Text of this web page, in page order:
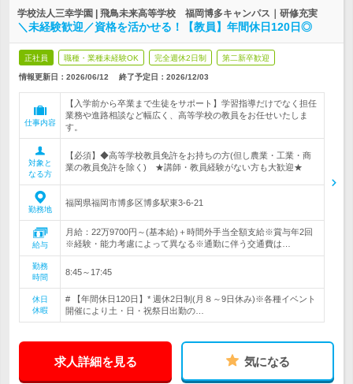
学校法人三幸学園 | 飛鳥未来高等学校 福岡博多キャンパス｜研修充実
＼未経験歓迎／資格を活かせる！【教員】年間休日120日◎
正社員 職種・業種未経験OK 完全週休2日制 第二新卒歓迎
情報更新日：2026/06/12 終了予定日： 2026/12/03
仕事内容
【入学前から卒業まで生徒をサポート】学習指導だけでなく担任
業務や進路相談など幅広く、高等学校の教員をお任せいたしま
す。
対象と
なる方
【必須】◆高等学校教員免許をお持ちの方(但し農業・工業・商
業の教員免許を除く) ★講師・教員経験がない方も大歓迎★
勤務地
福岡県福岡市博多区博多駅東3-6-21
給与
月給：22万9700円～(基本給)＋時間外手当全額支給※賞与年2回
※経験・能力考慮によって異なる※通勤に伴う交通費は…
勤務
時間
8:45～17:45
休日
休暇
# 【年間休日120日】* 週休2日制(月８～9日休み)※各種イベント
開催により土・日・祝祭日出勤の…
求人詳細を見る 気になる